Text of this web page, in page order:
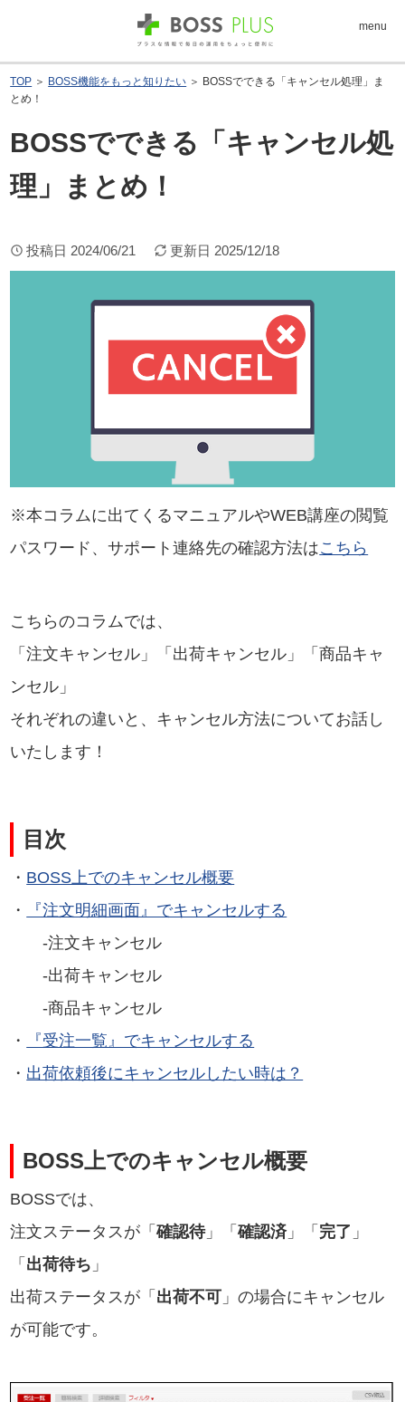
menu
TOP ＞ BOSS機能をもっと知りたい ＞ BOSSでできる「キャンセル処理」ま
とめ！
BOSSでできる「キャンセル処
理」まとめ！
投稿日 2024/06/21 更新日 2025/12/18
※本コラムに出てくるマニュアルやWEB講座の閲覧
パスワード、サポート連絡先の確認方法はこちら
こちらのコラムでは、
「注文キャンセル」「出荷キャンセル」「商品キャ
ンセル」
それぞれの違いと、キャンセル方法についてお話し
いたします！
目次
・ BOSS上でのキャンセル概要
・
『注文明細画面』でキャンセルする
-注文キャンセル
-出荷キャンセル
-商品キャンセル
・
『受注一覧』でキャンセルする
・ 出荷依頼後にキャンセルしたい時は？
BOSS上でのキャンセル概要
BOSSでは、
注文ステータスが「確認待」「確認済」「 完了 」
「 出荷待ち 」
出荷ステータスが「 出荷不可 」の場合にキャンセル
が可能です。